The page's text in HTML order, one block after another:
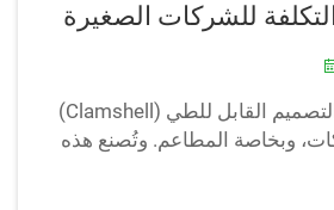
للشركات الصغيرة
عبوات الطعام ذات التصميم القابل للطي (Clamshell)
وبخاصة المطاعم. وتُصنع هذه
بتصميمها القابل للطي الذي
بشعبية كبيرة خاصةً لدى